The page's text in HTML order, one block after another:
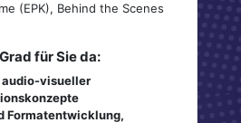
(EPK), Behind the Scenes
für Sie da:
visueller
Formatentwicklung,